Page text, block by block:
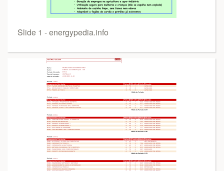
Slide 1 - energypedia.info